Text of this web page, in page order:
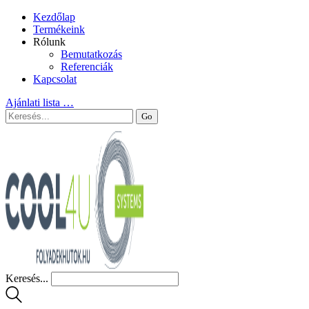
Kezdőlap
Termékeink
Rólunk
Bemutatkozás
Referenciák
Kapcsolat
Ajánlati lista …
Keresés...